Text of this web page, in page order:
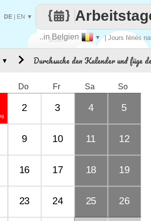
Jeden
..in Belgien ▼ | Jours fériés
DE EN ▼
Durchsuche den Kalender und füge
Do Fr Sa So
2 3 4 5
9 10 11 12
16 17 18 19
23 24 25 26
▼